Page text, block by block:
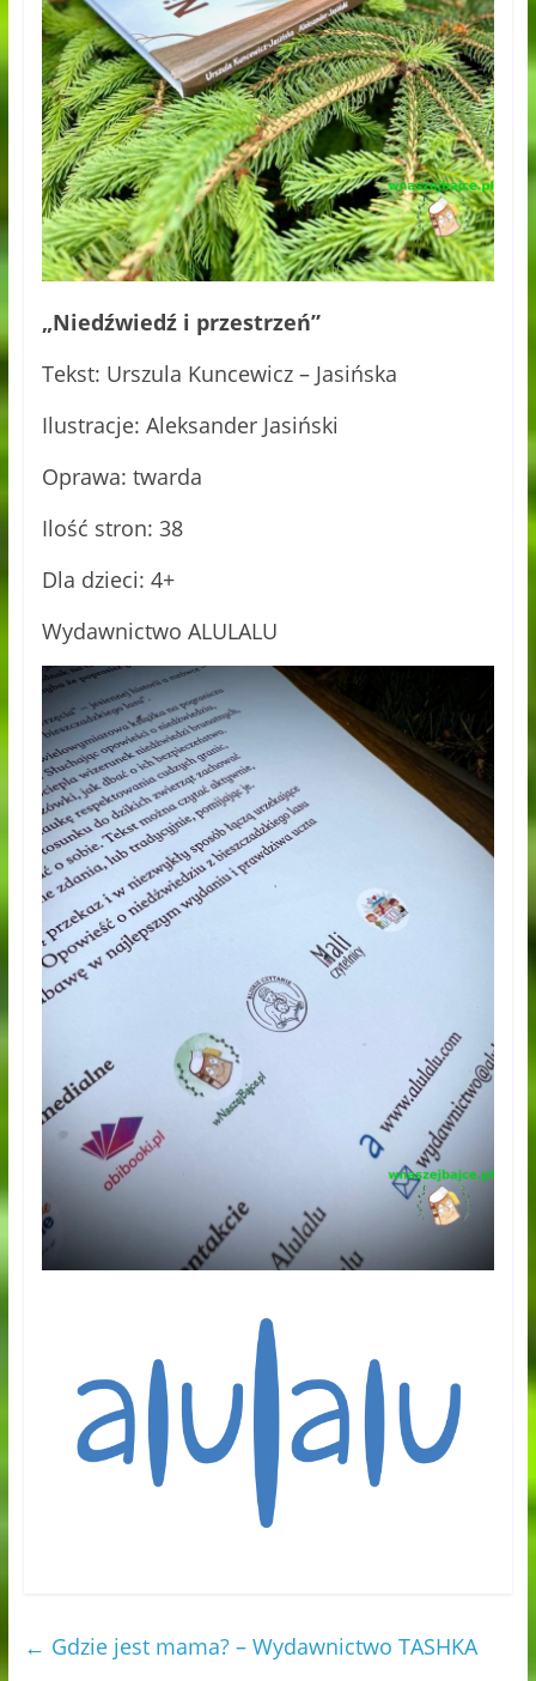
„Niedźwiedź i przestrzeń”
Tekst: Urszula Kuncewicz – Jasińska
Ilustracje: Aleksander Jasiński
Oprawa: twarda
Ilość stron: 38
Dla dzieci: 4+
Wydawnictwo ALULALU
← Gdzie jest mama? – Wydawnictwo TASHKA